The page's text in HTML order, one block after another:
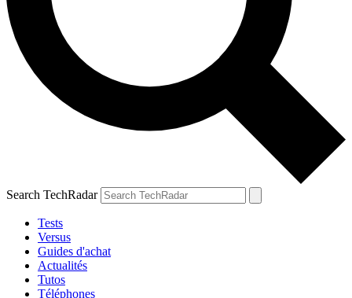
Search TechRadar
Tests
Versus
Guides d'achat
Actualités
Tutos
Téléphones